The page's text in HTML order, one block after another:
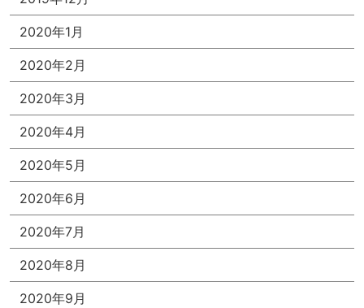
2020年1月
2020年2月
2020年3月
2020年4月
2020年5月
2020年6月
2020年7月
2020年8月
2020年9月